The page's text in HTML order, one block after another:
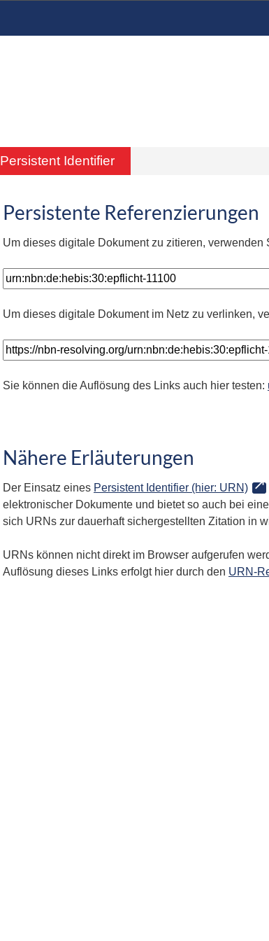
Persistent Identifier
Persistente Referenzierungen
Um dieses digitale Dokument zu zitieren, verwenden
Um dieses digitale Dokument im Netz zu verlinken,
Sie können die Auflösung des Links auch hier testen:
Nähere Erläuterungen
Der Einsatz eines Persistent Identifier (hier: URN)
elektronischer Dokumente und bietet so auch bei
sich URNs zur dauerhaft sichergestellten Zitation in
URNs können nicht direkt im Browser aufgerufen
Auflösung dieses Links erfolgt hier durch den URN-